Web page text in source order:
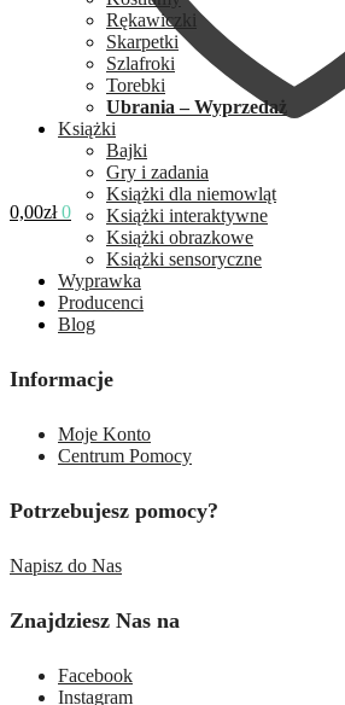
0,00zł 0
Rękawiczki
Skarpetki
Szlafroki
Torebki
Ubrania – Wyprzedaż
Książki
Bajki
Gry i zadania
Książki dla niemowląt
Książki interaktywne
Książki obrazkowe
Książki sensoryczne
Wyprawka
Producenci
Blog
Informacje
Moje Konto
Centrum Pomocy
Potrzebujesz pomocy?
Napisz do Nas
Znajdziesz Nas na
Facebook
Instagram